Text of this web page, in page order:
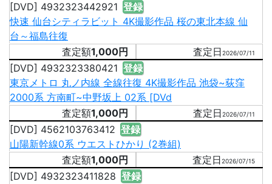
[DVD] 4932323442921 登録
快速 仙台シティラビット 4K撮影作品 桜の東北本線 仙
台～福島往復
1,000円
2026/07/11
[DVD] 4932323380421 登録
東京メトロ 丸ノ内線 全線往復 4K撮影作品 池袋~荻窪
2000系 方南町~中野坂上 02系 [DVd
1,000円
2026/07/11
[DVD] 4562103763412 登録
山陽新幹線0系 ウエストひかり (2巻組)
1,000円
2026/07/15
[DVD] 4932323411828 登録